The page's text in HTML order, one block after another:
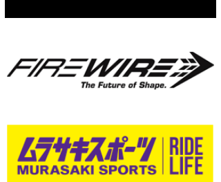
wanda
予報士 hiro.